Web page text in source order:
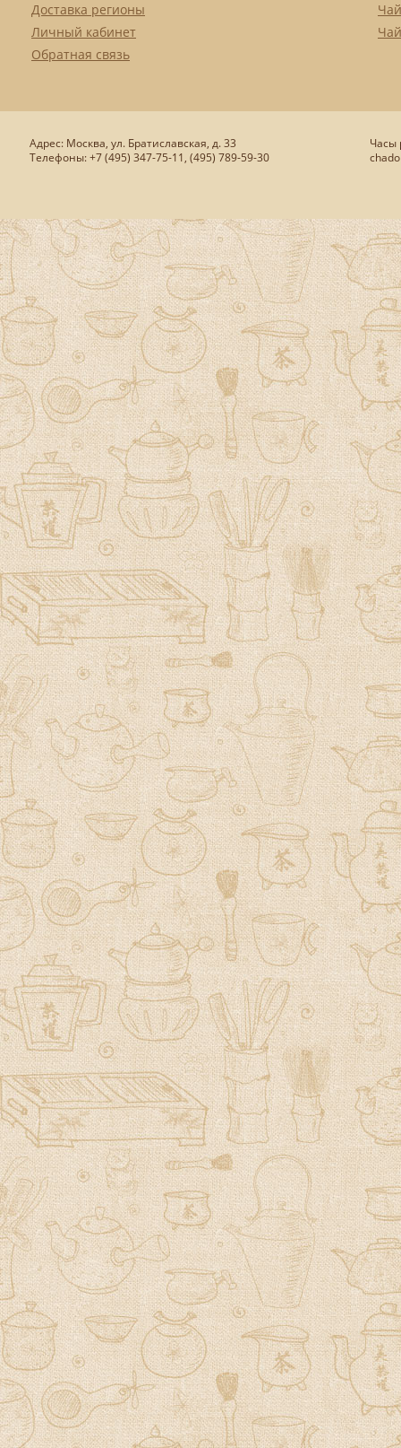
Доставка регионы
Личный кабинет
Обратная связь
Адрес: Москва, ул. Братиславская, д. 33
Телефоны: +7 (495) 347-75-11, (495) 789-59-30
Часы